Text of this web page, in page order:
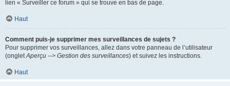
lien « Surveiller ce forum » qui se trouve en bas de page.
Haut
Comment puis-je supprimer mes surveillances de sujets ?
Pour supprimer vos surveillances, allez dans votre panneau de l’utilisateur
(ongletAperçu --> Gestion des surveillances) et suivez les instructions.
Haut